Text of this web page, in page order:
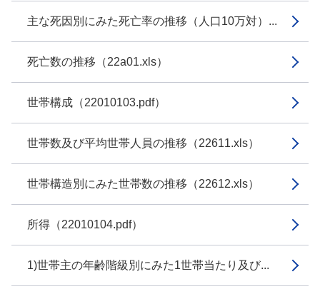
主な死因別にみた死亡率の推移（人口10万対）...
死亡数の推移（22a01.xls）
世帯構成（22010103.pdf）
世帯数及び平均世帯人員の推移（22611.xls）
世帯構造別にみた世帯数の推移（22612.xls）
所得（22010104.pdf）
1)世帯主の年齢階級別にみた1世帯当たり及び...